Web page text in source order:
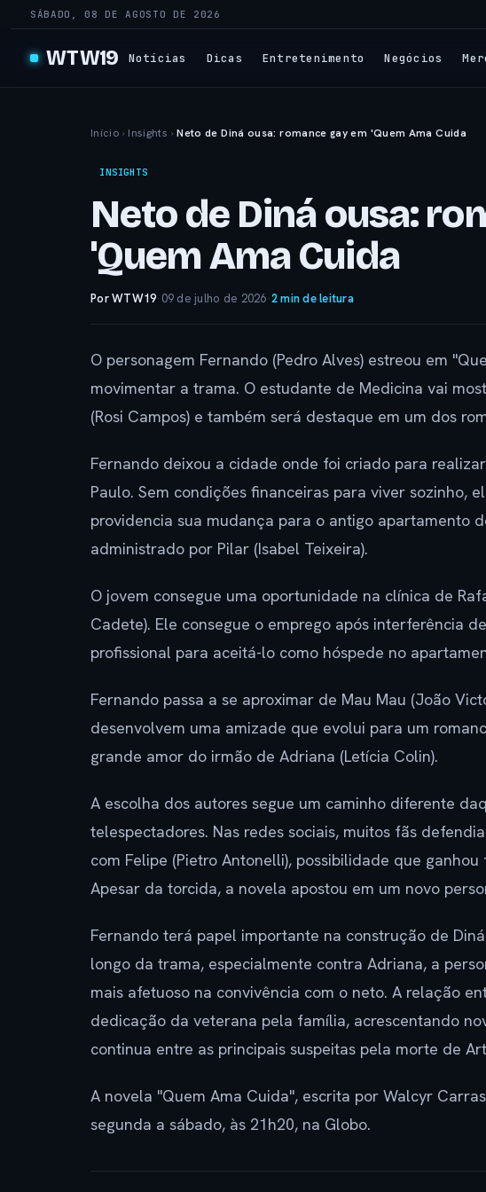
SÁBADO, 08 DE AGOSTO DE 2026
WTW19 Notícias Dicas Entretenimento Negócios
Início › Insights › Neto de Diná ousa: romance gay em 'Quem Ama Cuida
INSIGHTS
Neto de Diná ousa:
'Quem Ama Cuida
Por WTW19· 09 de julho de 2026·2 min de leitura
O personagem Fernando (Pedro Alves) estreou em
movimentar a trama. O estudante de Medicina vai
(Rosi Campos) e também será destaque em um dos
Fernando deixou a cidade onde foi criado para
Paulo. Sem condições financeiras para viver sozinho,
providencia sua mudança para o antigo apartamento
administrado por Pilar (Isabel Teixeira).
O jovem consegue uma oportunidade na clínica de
Cadete). Ele consegue o emprego após interferência
profissional para aceitá-lo como hóspede no
Fernando passa a se aproximar de Mau Mau (João
desenvolvem uma amizade que evolui para um
grande amor do irmão de Adriana (Letícia Colin).
A escolha dos autores segue um caminho diferente
telespectadores. Nas redes sociais, muitos fãs
com Felipe (Pietro Antonelli), possibilidade que
Apesar da torcida, a novela apostou em um novo
Fernando terá papel importante na construção de
longo da trama, especialmente contra Adriana, a
mais afetuoso na convivência com o neto. A relação
dedicação da veterana pela família, acrescentando
continua entre as principais suspeitas pela morte de
A novela "Quem Ama Cuida", escrita por Walcyr
segunda a sábado, às 21h20, na Globo.